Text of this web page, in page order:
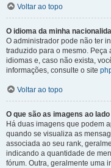
Voltar ao topo
O idioma da minha
O administrador pode não ter
traduzido para o mesmo.
idiomas e, caso não exista,
informações, consulte o site
Voltar ao topo
O que são as imagens ao
Há duas imagens que podem
quando se visualiza as
associada ao seu rank,
indicando a quantidade de
fórum. Outra, geralmente uma